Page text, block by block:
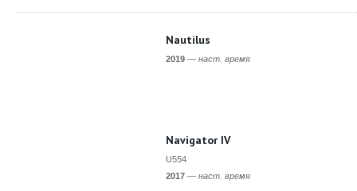
Nautilus
2019— наст. время
Navigator IV
U554
2017— наст. время